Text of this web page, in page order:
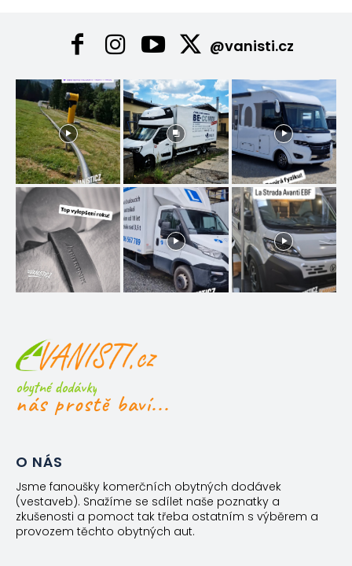
@vanisti.cz
obytné dodávky
nás prostě baví...
O NÁS
Jsme fanoušky komerčních obytných dodávek
(vestaveb). Snažíme se sdílet naše poznatky a
zkušenosti a pomoct tak třeba ostatním s výběrem a
provozem těchto obytných aut.